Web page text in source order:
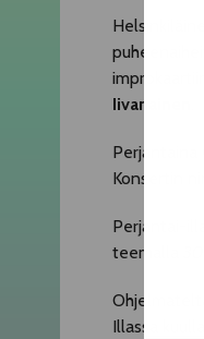
Iivanainen
Perjantaina
Konsertin
Perjantai-
teemalla
Illassa